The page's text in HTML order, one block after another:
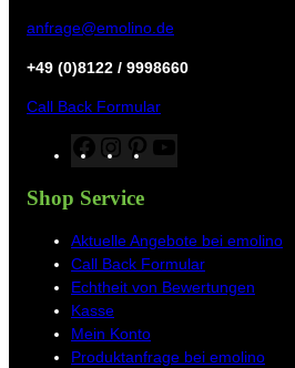
anfrage@emolino.de
+49 (0)8122 / 9998660
Call Back Formular
F
a
b
o
o
k
n
s
a
g
r
m
P
i
e
r
e
o
u
b
e
Shop Service
Aktuelle Angebote bei emolino
Call Back Formular
Echtheit von Bewertungen
Kasse
Mein Konto
Produktanfrage bei emolino